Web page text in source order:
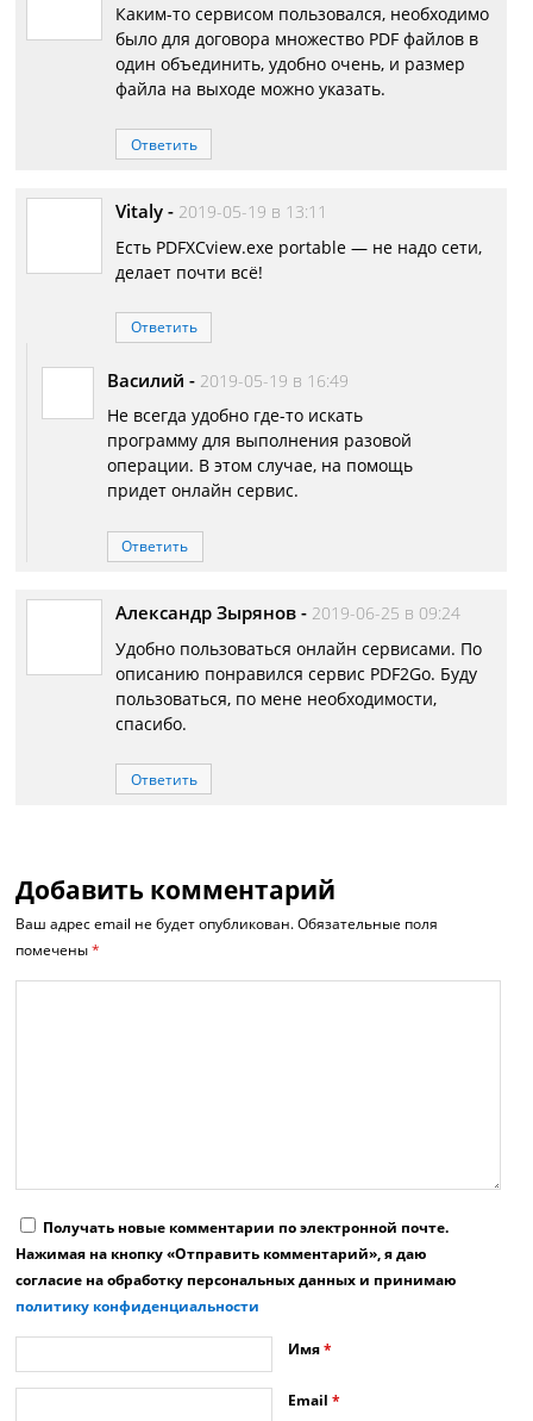
Каким-то сервисом пользовался, необходимо
было для договора множество PDF файлов в
один объединить, удобно очень, и размер
файла на выходе можно указать.
Ответить
Vitaly - 2019-05-19 в 13:11
Есть PDFXCview.exe portable — не надо сети,
делает почти всё!
Ответить
Василий - 2019-05-19 в 16:49
Не всегда удобно где-то искать
программу для выполнения разовой
операции. В этом случае, на помощь
придет онлайн сервис.
Ответить
Александр Зырянов - 2019-06-25 в 09:24
Удобно пользоваться онлайн сервисами. По
описанию понравился сервис PDF2Go. Буду
пользоваться, по мене необходимости,
спасибо.
Ответить
Добавить комментарий
Ваш адрес email не будет опубликован. Обязательные поля
помечены*
Получать новые комментарии по электронной почте.
Нажимая на кнопку «Отправить комментарий», я даю
согласие на обработку персональных данных и принимаю
политику конфиденциальности
Имя*
Email*